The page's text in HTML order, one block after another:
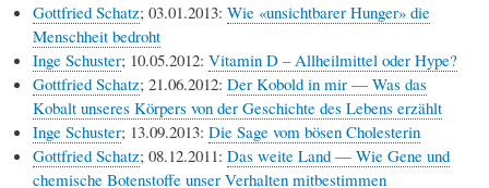
Gottfried Schatz; 03.01.2013: Wie «unsichtbarer Hunger» die
Menschheit bedroht
Inge Schuster; 10.05.2012: Vitamin D – Allheilmittel oder Hype?
Gottfried Schatz; 21.06.2012: Der Kobold in mir — Was das
Kobalt unseres Körpers von der Geschichte des Lebens erzählt
Inge Schuster; 13.09.2013: Die Sage vom bösen Cholesterin
Gottfried Schatz; 08.12.2011: Das weite Land — Wie Gene und
chemische Botenstoffe unser Verhalten mitbestimmen